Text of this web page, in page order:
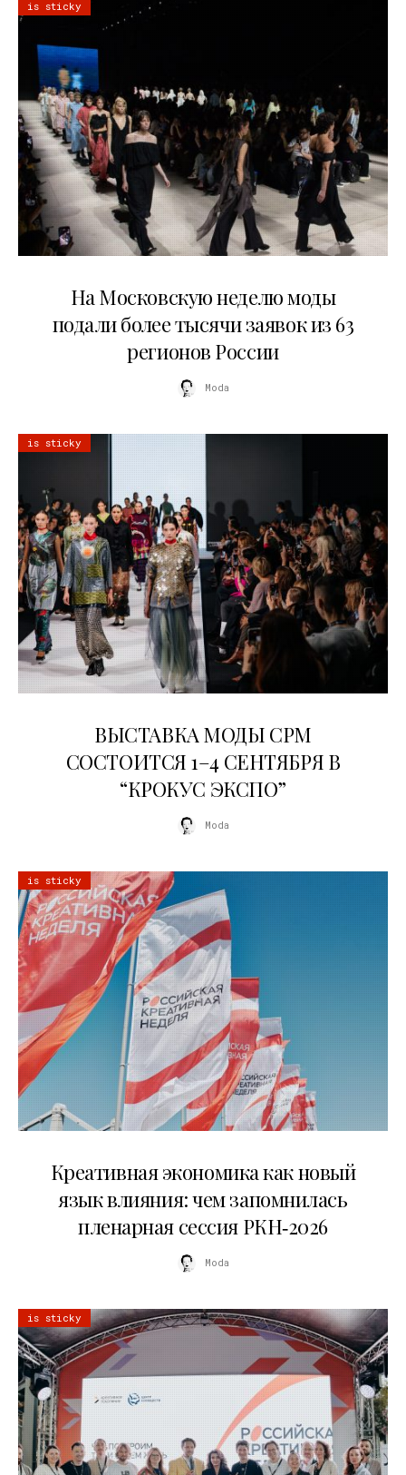
is sticky
На Московскую неделю моды
подали более тысячи заявок из 63
регионов России
Moda
is sticky
ВЫСТАВКА МОДЫ CPM
СОСТОИТСЯ 1–4 СЕНТЯБРЯ В
“КРОКУС ЭКСПО”
Moda
is sticky
Креативная экономика как новый
язык влияния: чем запомнилась
пленарная сессия РКН‑2026
Moda
is sticky